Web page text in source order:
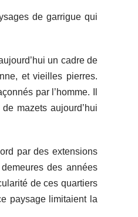
de garrigue qui
un cadre de
et vieilles pierres.
par l’homme. Il
mazets aujourd’hui
par des extensions
des années
de ces quartiers
paysage limitaient la